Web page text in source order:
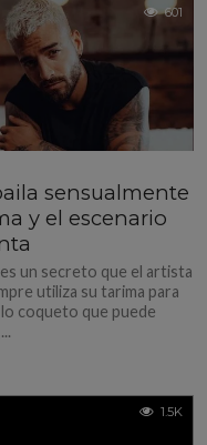
601
sensualmente
y el escenario
un secreto que el artista
utiliza su tarima para
coqueto que puede
1.5K